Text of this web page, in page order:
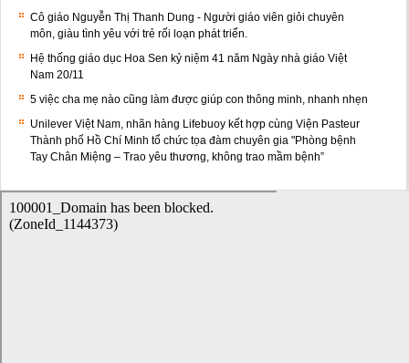
Cô giáo Nguyễn Thị Thanh Dung - Người giáo viên giỏi chuyên
môn, giàu tình yêu với trẻ rối loạn phát triển.
Hệ thống giáo dục Hoa Sen kỷ niệm 41 năm Ngày nhà giáo Việt
Nam 20/11
5 việc cha mẹ nào cũng làm được giúp con thông minh, nhanh nhẹn
Unilever Việt Nam, nhãn hàng Lifebuoy kết hợp cùng Viện Pasteur
Thành phố Hồ Chí Minh tổ chức tọa đàm chuyên gia "Phòng bệnh
Tay Chân Miệng – Trao yêu thương, không trao mầm bệnh”